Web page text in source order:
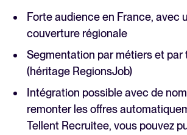
Forte audience en France, avec
couverture régionale
Segmentation par métiers et par
(héritage RegionsJob)
Intégration possible avec de
remonter les offres
Tellent Recruitee, vous pouvez